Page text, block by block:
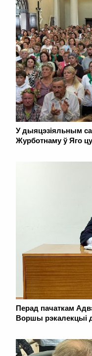
У дыяцэзіяльным
Журботнаму ў Яго
Перад пачаткам
Воршы рэкалекцыі